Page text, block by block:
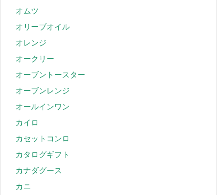
オムツ
オリーブオイル
オレンジ
オークリー
オーブントースター
オーブンレンジ
オールインワン
カイロ
カセットコンロ
カタログギフト
カナダグース
カニ